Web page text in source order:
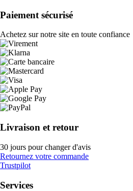
Paiement sécurisé
Achetez sur notre site en toute confiance
Livraison et retour
30 jours pour changer d'avis
Retournez votre commande
Trustpilot
Services